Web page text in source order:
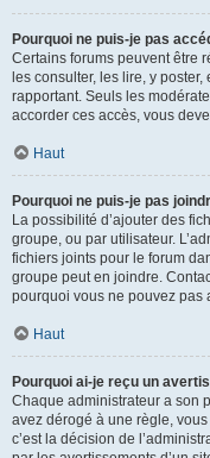
Pourquoi ne puis-je pas
Certains forums peuvent être
les consulter, les lire, y
rapportant. Seuls les
accorder ces accès, vous
Haut
Pourquoi ne puis-je pas
La possibilité d’ajouter des
groupe, ou par utilisateur.
fichiers joints pour le forum
groupe peut en joindre.
pourquoi vous ne pouvez pas
Haut
Pourquoi ai-je reçu un
Chaque administrateur a son
avez dérogé à une règle,
c’est la décision de